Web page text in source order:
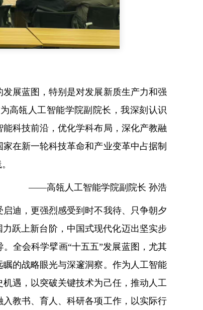
展蓝图，特别是对发展新质生产力和强
高瓴人工智能学院副院长，我深刻认识
科技前沿，优化学科布局，深化产教融
在新一轮科技革命和产业变革中占据制
——高瓴人工智能学院副院长 孙浩
迪，更强烈感受到时不我待、只争朝夕
跃上新台阶，中国式现代化迈出坚实步
全会科学擘画“十五五”发展蓝图，尤其
的战略眼光与深邃洞察。作为人工智能
遇，以突破关键技术为己任，推动人工
教书、育人、科研各项工作，以实际行